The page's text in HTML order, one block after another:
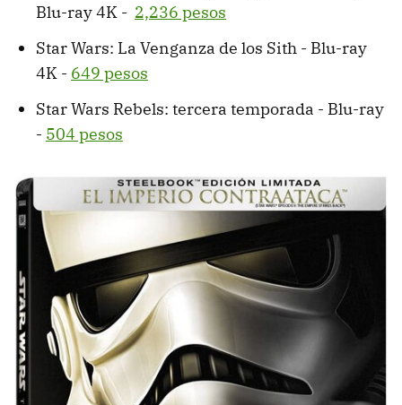
Blu-ray 4K - 2,236 pesos
Star Wars: La Venganza de los Sith - Blu-ray
4K - 649 pesos
Star Wars Rebels: tercera temporada - Blu-ray
- 504 pesos